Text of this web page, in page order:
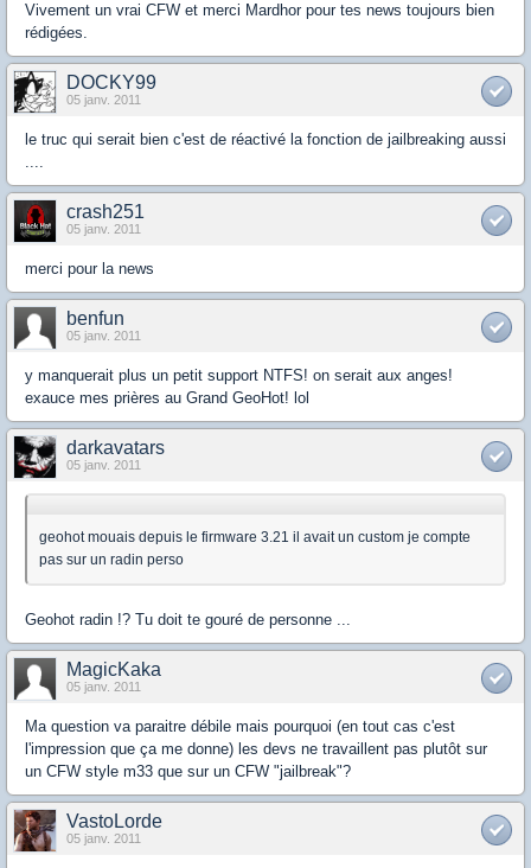
Vivement un vrai CFW et merci Mardhor pour tes news toujours bien
rédigées.
DOCKY99
05 janv. 2011
le truc qui serait bien c'est de réactivé la fonction de jailbreaking aussi
....
crash251
05 janv. 2011
merci pour la news
benfun
05 janv. 2011
y manquerait plus un petit support NTFS! on serait aux anges!
exauce mes prières au Grand GeoHot! lol
darkavatars
05 janv. 2011
geohot mouais depuis le firmware 3.21 il avait un custom je compte
pas sur un radin perso
Geohot radin !? Tu doit te gouré de personne ...
MagicKaka
05 janv. 2011
Ma question va paraitre débile mais pourquoi (en tout cas c'est
l'impression que ça me donne) les devs ne travaillent pas plutôt sur
un CFW style m33 que sur un CFW "jailbreak"?
VastoLorde
05 janv. 2011